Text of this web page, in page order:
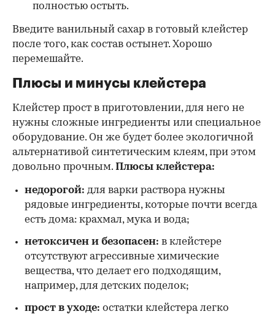
полностью остыть.
Введите ванильный сахар в готовый клейстер
после того, как состав остынет. Хорошо
перемешайте.
Плюсы и минусы клейстера
Клейстер прост в приготовлении, для него не
нужны сложные ингредиенты или специальное
оборудование. Он же будет более экологичной
альтернативой синтетическим клеям, при этом
довольно прочным. Плюсы клейстера:
недорогой: для варки раствора нужны
рядовые ингредиенты, которые почти всегда
есть дома: крахмал, мука и вода;
нетоксичен и безопасен: в клейстере
отсутствуют агрессивные химические
вещества, что делает его подходящим,
например, для детских поделок;
прост в уходе: остатки клейстера легко